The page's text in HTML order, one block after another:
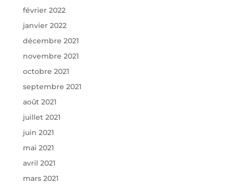
février 2022
janvier 2022
décembre 2021
novembre 2021
octobre 2021
septembre 2021
août 2021
juillet 2021
juin 2021
mai 2021
avril 2021
mars 2021